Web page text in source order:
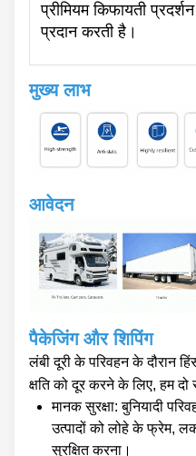
प्रीमियम किफायती प्रदर्शन
प्रदान करती है।
मुख्य लाभ
आवेदन
पैकेजिंग और शिपिंग
लंबी दूरी के परिवहन के दौरान
क्षति को दूर करने के लिए, हम दो
मानक सुरक्षा: बुनियादी
उत्पादों को लोहे के फ्रेम,
सुरक्षित करना।